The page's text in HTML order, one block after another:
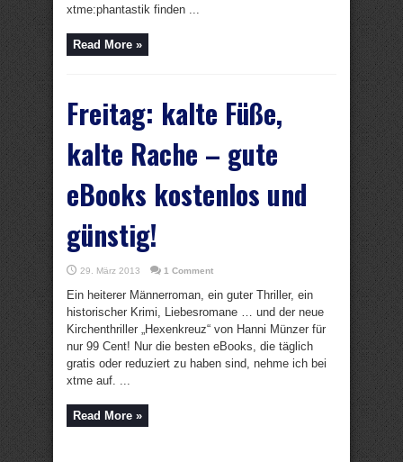
xtme:phantastik finden ...
Read More »
Freitag: kalte Füße,
kalte Rache – gute
eBooks kostenlos und
günstig!
29. März 2013 1 Comment
Ein heiterer Männerroman, ein guter Thriller, ein
historischer Krimi, Liebesromane … und der neue
Kirchenthriller „Hexenkreuz“ von Hanni Münzer für
nur 99 Cent! Nur die besten eBooks, die täglich
gratis oder reduziert zu haben sind, nehme ich bei
xtme auf. ...
Read More »